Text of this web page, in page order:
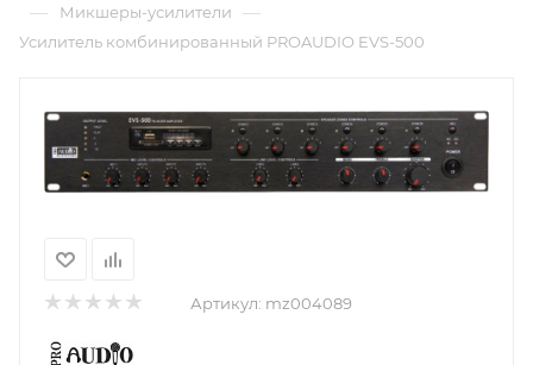
— Микшеры-усилители —
Усилитель комбинированный PROAUDIO EVS-500
Артикул: mz004089